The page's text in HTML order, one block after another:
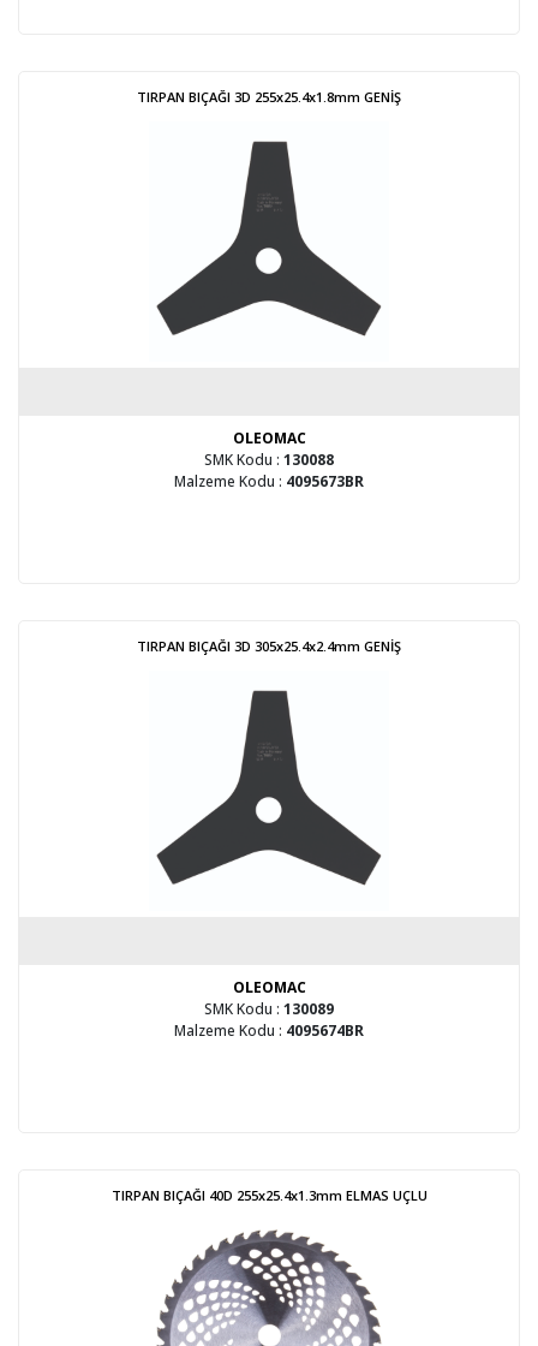
TIRPAN BIÇAĞI 3D 255x25.4x1.8mm GENİŞ
OLEOMAC
SMK Kodu : 130088
Malzeme Kodu : 4095673BR
TIRPAN BIÇAĞI 3D 305x25.4x2.4mm GENİŞ
OLEOMAC
SMK Kodu : 130089
Malzeme Kodu : 4095674BR
TIRPAN BIÇAĞI 40D 255x25.4x1.3mm ELMAS UÇLU